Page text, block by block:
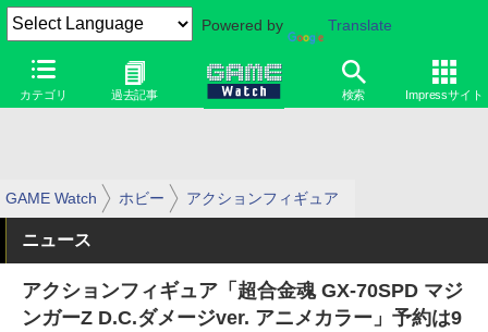
Powered by Translate
カテゴリ 過去記事 検索 Impressサイト
GAME Watch ホビー アクションフィギュア
ニュース
アクションフィギュア「超合金魂 GX-70SPD マジ
ンガーZ D.C.ダメージver. アニメカラー」予約は9